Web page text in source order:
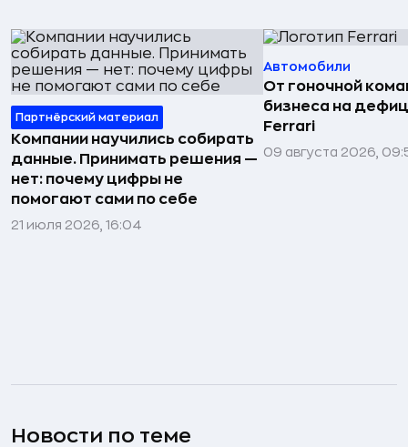
Партнёрский материал
Компании научились собирать
данные. Принимать решения —
нет: почему цифры не
помогают сами по себе
21 июля 2026, 16:04
Автомобили
От гоночной
бизнеса на
Ferrari
09 августа 2026,
Новости по теме